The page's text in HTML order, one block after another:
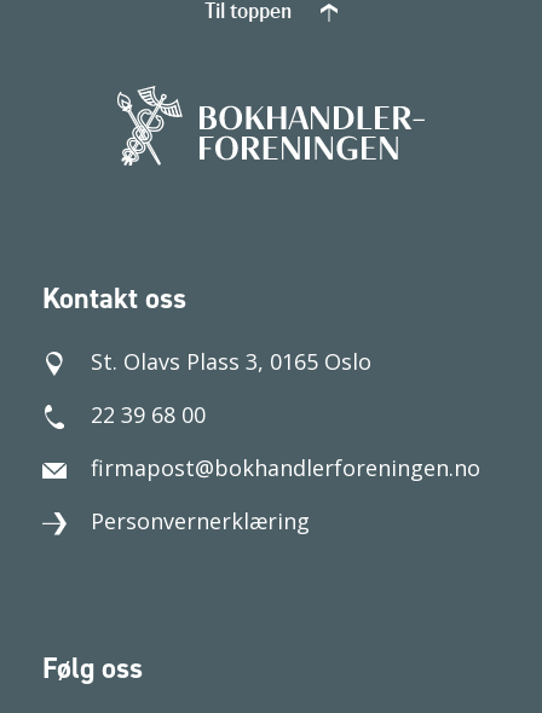
Kontakt oss
St. Olavs Plass 3, 0165 Oslo
22 39 68 00
firmapost@bokhandlerforeningen.no
Personvernerklæring
Følg oss
Til toppen